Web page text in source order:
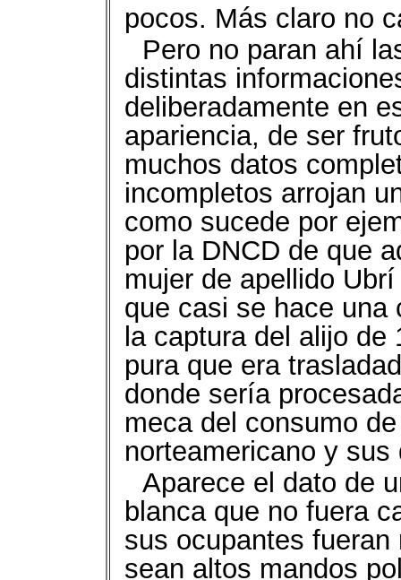
pocos. Más claro no
Pero no paran ahí
distintas
deliberadamente en
apariencia, de ser
muchos datos
incompletos arrojan
como sucede por
por la DNCD de que
mujer de apellido
que casi se hace una
la captura del alijo
pura que era
donde sería
meca del consumo
norteamericano y
Aparece el dato de
blanca que no fuera
sus ocupantes
sean altos mandos